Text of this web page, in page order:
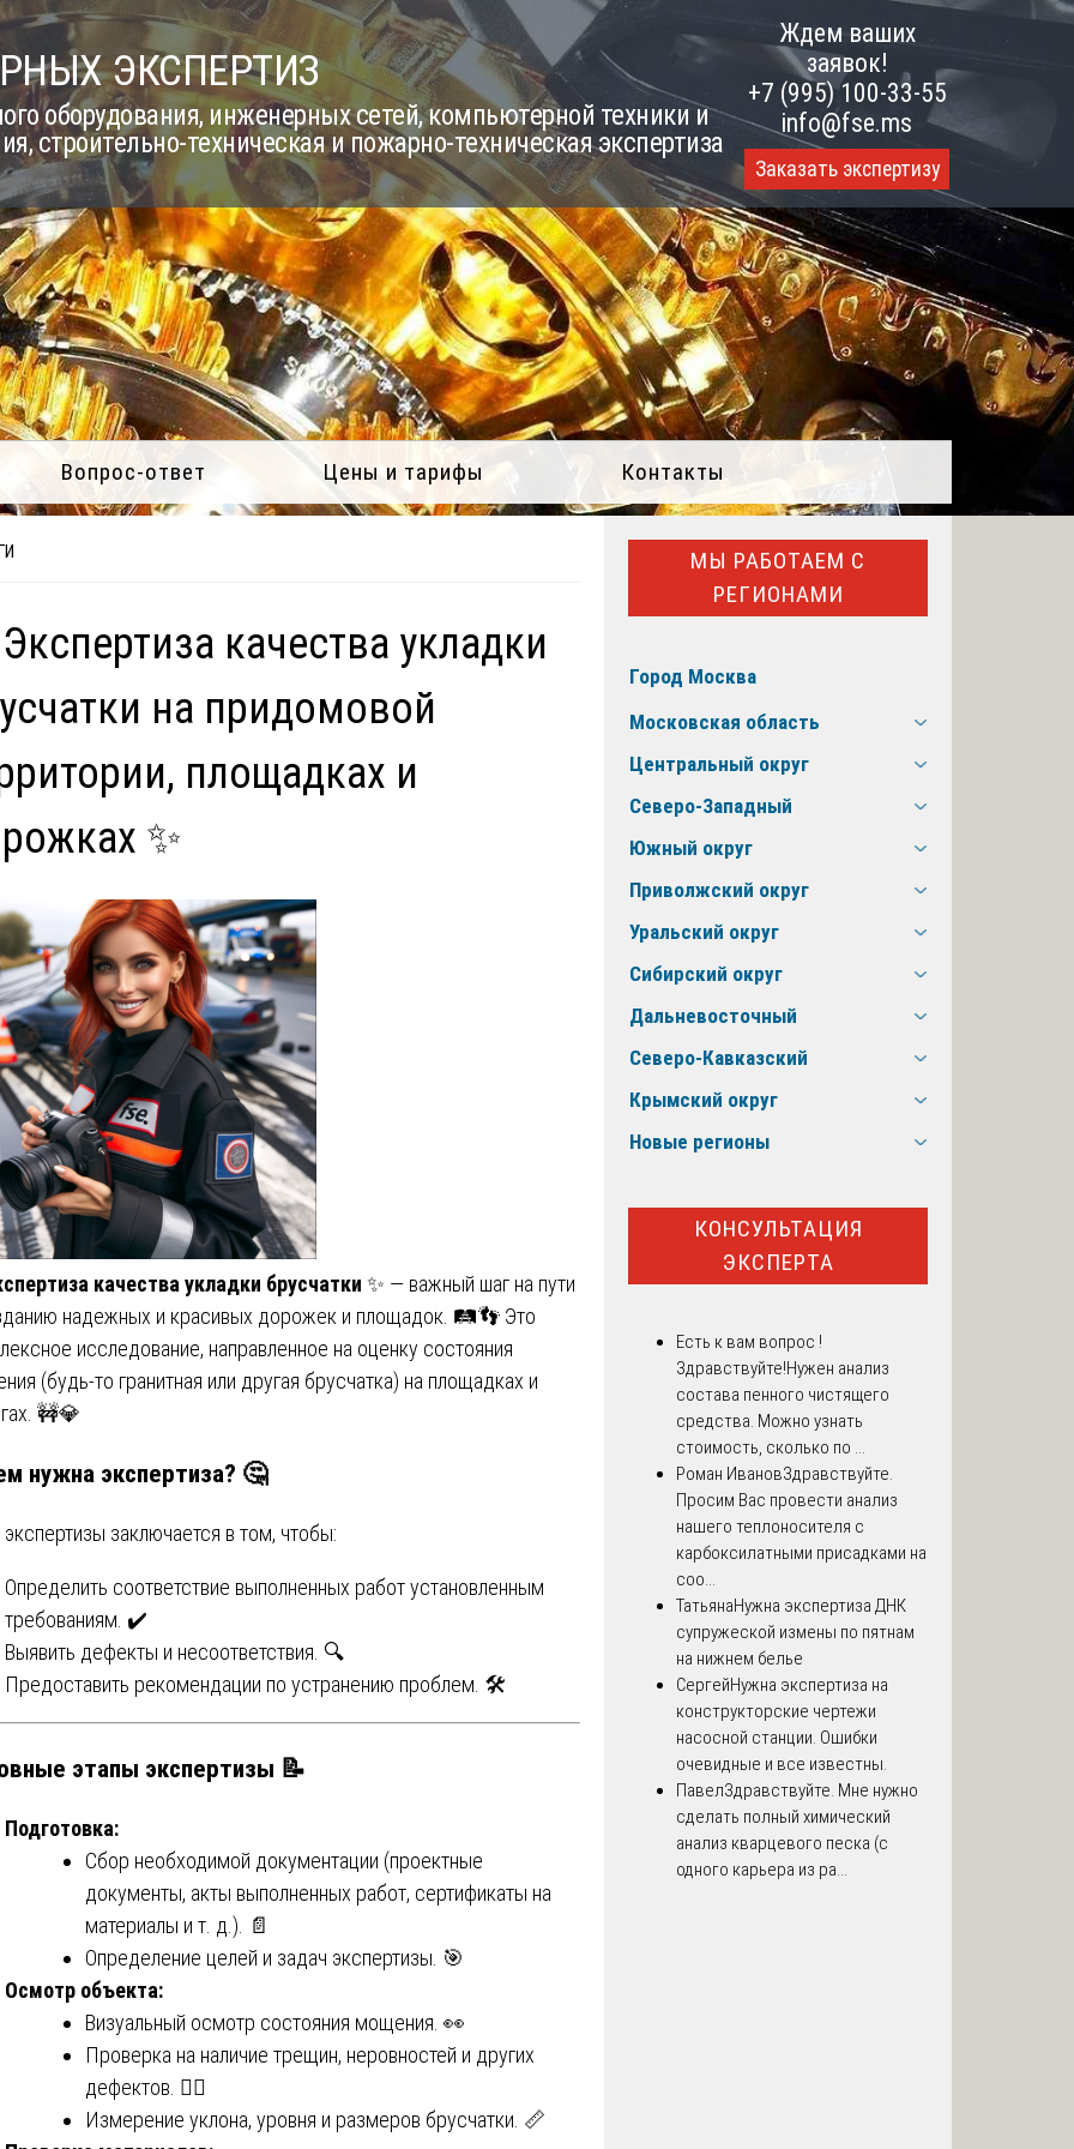
ЭКСПЕРТИЗ
оборудования, инженерных сетей, компьютерной техники и
строительно-техническая и пожарно-техническая экспертиза
Ждем ваших
заявок!
+7 (995) 100-33-55
info@fse.ms
Заказать экспертизу
Вопрос-ответ Цены и тарифы Контакты
качества укладки
на придомовой
площадках и
✨
качества укладки брусчатки ✨ — важный шаг на пути
надежных и красивых дорожек и площадок. 🛤️👣 Это
исследование, направленное на оценку состояния
(будь-то гранитная или другая брусчатка) на площадках и
🚧💎
нужна экспертиза? 🤔
заключается в том, чтобы:
Определить соответствие выполненных работ установленным
требованиям. ✔️
Выявить дефекты и несоответствия. 🔍
Предоставить рекомендации по устранению проблем. 🛠️
этапы экспертизы 📝
Подготовка:
Сбор необходимой документации (проектные
документы, акты выполненных работ, сертификаты на
материалы и т. д.). 📄
Определение целей и задач экспертизы. 🎯
Осмотр объекта:
Визуальный осмотр состояния мощения. 👀
Проверка на наличие трещин, неровностей и других
дефектов. 🕵️‍♂️
Измерение уклона, уровня и размеров брусчатки. 📏
МЫ РАБОТАЕМ С
РЕГИОНАМИ
Город Москва
Московская область
Центральный округ
Северо-Западный
Южный округ
Приволжский округ
Уральский округ
Сибирский округ
Дальневосточный
Северо-Кавказский
Крымский округ
Новые регионы
КОНСУЛЬТАЦИЯ
ЭКСПЕРТА
Есть к вам вопрос !
Здравствуйте!Нужен анализ
состава пенного чистящего
средства. Можно узнать
стоимость, сколько по ...
Роман ИвановЗдравствуйте.
Просим Вас провести анализ
нашего теплоносителя с
карбоксилатными присадками на
соо...
ТатьянаНужна экспертиза ДНК
супружеской измены по пятнам
на нижнем белье
СергейНужна экспертиза на
конструкторские чертежи
насосной станции. Ошибки
очевидные и все известны.
ПавелЗдравствуйте. Мне нужно
сделать полный химический
анализ кварцевого песка (с
одного карьера из ра...